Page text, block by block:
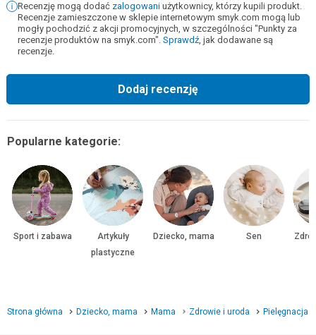
Recenzję mogą dodać zalogowani użytkownicy, którzy kupili produkt.
Recenzje zamieszczone w sklepie internetowym smyk.com mogą lub
mogły pochodzić z akcji promocyjnych, w szczególności "Punkty za
recenzje produktów na smyk.com". Sprawdź, jak dodawane są
recenzje.
Dodaj recenzję
Popularne kategorie:
Sport i zabawa
Artykuły
plastyczne
Dziecko, mama Sen
Strona główna Dziecko, mama Mama Zdrowie i uroda Pielęgnacja